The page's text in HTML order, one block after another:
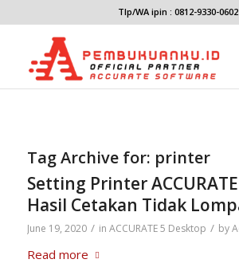
Tlp/WA ipin : 0812-9330-0602
Tag Archive for: printer
Setting Printer
Hasil Cetakan Tidak
June 19, 2020 / in ACCURATE 5 Desktop / by
Read more